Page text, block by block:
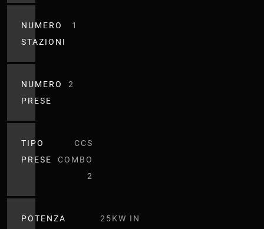
NUMERO
STAZIONI
1
NUMERO
PRESE
2
TIPO
PRESE
CCS
COMBO
2
POTENZA
25KW IN